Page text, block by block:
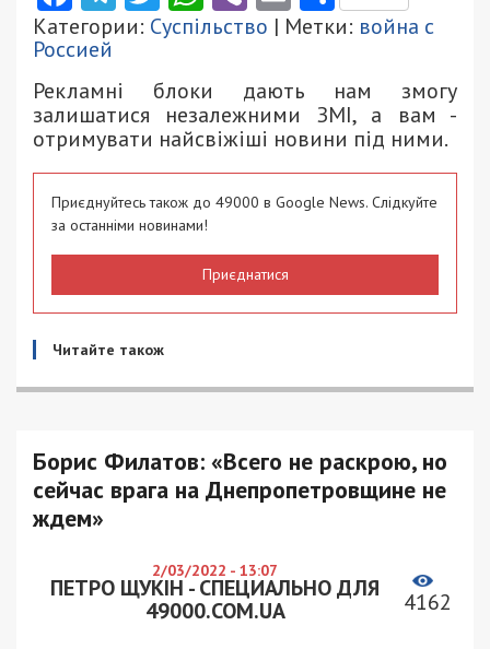
Категории: Суспільство | Метки: война с
Россией
Рекламні блоки дають нам змогу
залишатися незалежними ЗМІ, а вам -
отримувати найсвіжіші новини під ними.
Приєднуйтесь також до 49000 в Google News. Слідкуйте
за останніми новинами!
Приєднатися
Читайте також
Борис Филатов: «Всего не раскрою, но
сейчас врага на Днепропетровщине не
ждем»
2/03/2022 - 13:07
ПЕТРО ЩУКІН - СПЕЦИАЛЬНО ДЛЯ
49000.COM.UA
4162